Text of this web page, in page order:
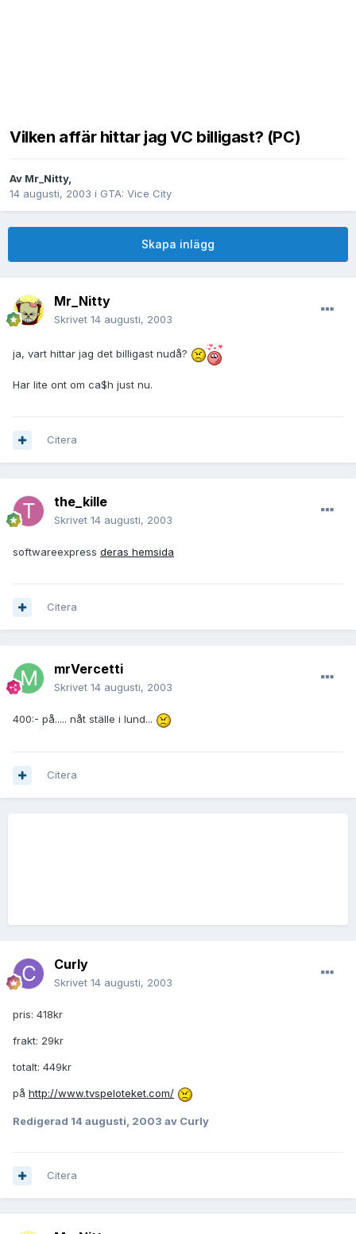
Vilken affär hittar jag VC billigast? (PC)
Av Mr_Nitty,
14 augusti, 2003 i GTA: Vice City
Skapa inlägg
Mr_Nitty
Skrivet 14 augusti, 2003
ja, vart hittar jag det billigast nudå?
Har lite ont om ca$h just nu.
Citera
the_kille
Skrivet 14 augusti, 2003
softwareexpress deras hemsida
Citera
mrVercetti
Skrivet 14 augusti, 2003
400:- på..... nåt ställe i lund...
Citera
Curly
Skrivet 14 augusti, 2003
pris: 418kr
frakt: 29kr
totalt: 449kr
på http://www.tvspeloteket.com/
Redigerad 14 augusti, 2003 av Curly
Citera